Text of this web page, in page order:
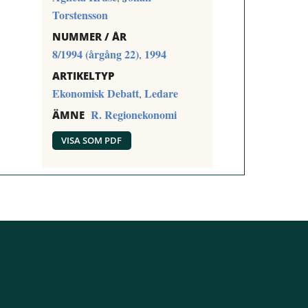
Torstensson
NUMMER / ÅR
8/1994 (årgång 22), 1994
ARTIKELTYP
Ekonomisk Debatt, Ledare
ÄMNE R. Regionekonomi
VISA SOM PDF